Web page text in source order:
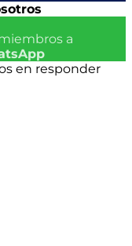
a
en responder